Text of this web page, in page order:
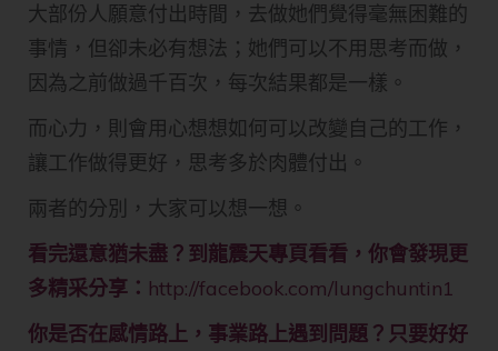
大部份人願意付出時間，去做她們覺得毫無困難的
事情，但卻未必有想法；她們可以不用思考而做，
因為之前做過千百次，每次結果都是一樣。
而心力，則會用心想想如何可以改變自己的工作，
讓工作做得更好，思考多於肉體付出。
兩者的分別，大家可以想一想。
看完還意猶未盡？到龍震天專頁看看，你會發現更
多精采分享： http://facebook.com/lungchuntin1
你是否在感情路上，事業路上遇到問題？只要好好